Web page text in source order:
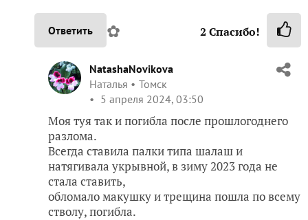
Ответить ✿ 2 Спасибо!
NatashaNovikova
Наталья
Томск
5 апреля 2024, 03:50
Моя туя так и погибла после прошлогоднего
разлома.
Всегда ставила палки типа шалаш и
натягивала укрывной, в зиму 2023 года не
стала ставить,
обломало макушку и трещина пошла по всему
стволу, погибла.